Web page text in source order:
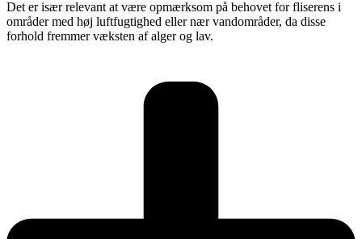
Det er især relevant at være opmærksom på behovet for fliserens i
områder med høj luftfugtighed eller nær vandområder, da disse
forhold fremmer væksten af alger og lav.